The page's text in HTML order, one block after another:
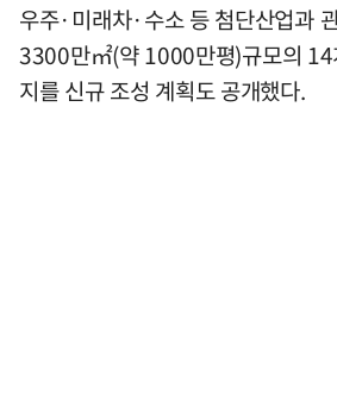
우주·미래차·수소 등 첨단산업과
3300만㎡(약 1000만평)규모의 14
지를 신규 조성 계획도 공개했다.